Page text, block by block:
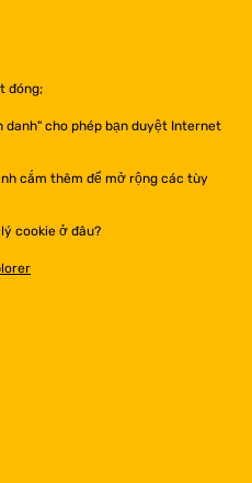
đóng;
cho phép bạn duyệt Internet
cắm thêm để mở rộng các tùy
cookie ở đâu?